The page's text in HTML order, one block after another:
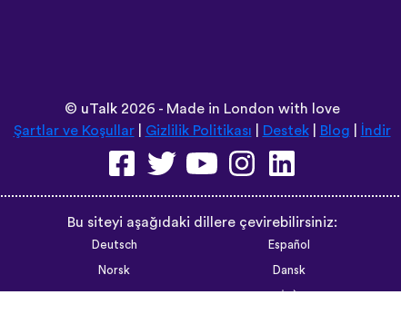
© uTalk2026 - Made in London with love
Şartlar ve Koşullar| Gizlilik Politikası Destek| Blog İndir
Bu siteyi aşağıdaki dillere çevirebilirsiniz:
Deutsch Español
Norsk Dansk